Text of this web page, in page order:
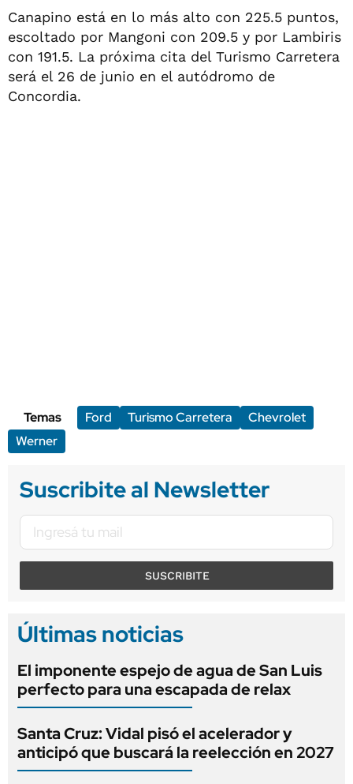
Canapino está en lo más alto con 225.5 puntos,
escoltado por Mangoni con 209.5 y por Lambiris
con 191.5. La próxima cita del Turismo Carretera
será el 26 de junio en el autódromo de
Concordia.
Temas Ford Turismo Carretera
Chevrolet
Werner
Suscribite al Newsletter
SUSCRIBITE
Últimas noticias
El imponente espejo de agua de San Luis
perfecto para una escapada de relax
Santa Cruz: Vidal pisó el acelerador y
anticipó que buscará la reelección en 2027